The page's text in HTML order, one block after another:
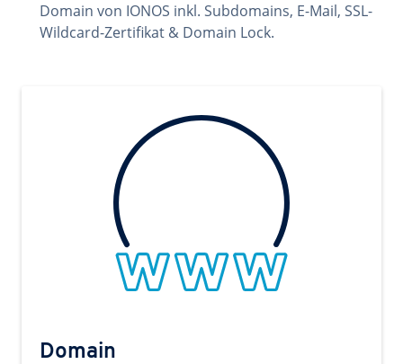
Domain von IONOS inkl. Subdomains, E-Mail, SSL-
Wildcard-Zertifikat & Domain Lock.
Domain